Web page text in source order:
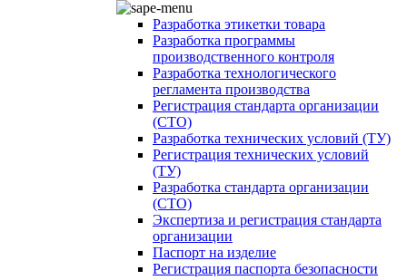
Разработка этикетки товара
Разработка программы
производственного контроля
Разработка технологического
регламента производства
Регистрация стандарта организации
(СТО)
Разработка технических условий (ТУ)
Регистрация технических условий
(ТУ)
Разработка стандарта организации
(СТО)
Экспертиза и регистрация стандарта
организации
Паспорт на изделие
Регистрация паспорта безопасности